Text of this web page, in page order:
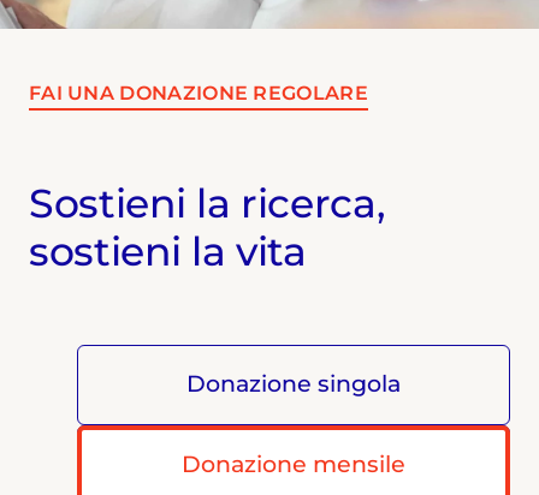
FAI UNA DONAZIONE REGOLARE
Sostieni la ricerca,
sostieni la vita
Donazione singola
Donazione mensile